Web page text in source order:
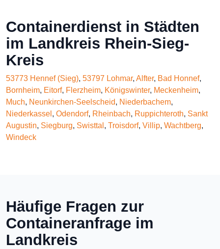
Containerdienst in Städten
im Landkreis Rhein-Sieg-
Kreis
53773 Hennef (Sieg), 53797 Lohmar, Alfter, Bad Honnef,
Bornheim, Eitorf, Flerzheim, Königswinter, Meckenheim,
Much, Neunkirchen-Seelscheid, Niederbachem,
Niederkassel , Odendorf, Rheinbach, Ruppichteroth, Sankt
Augustin, Siegburg, Swisttal , Troisdorf, Villip, Wachtberg,
Windeck
Häufige Fragen zur
Containeranfrage im
Landkreis